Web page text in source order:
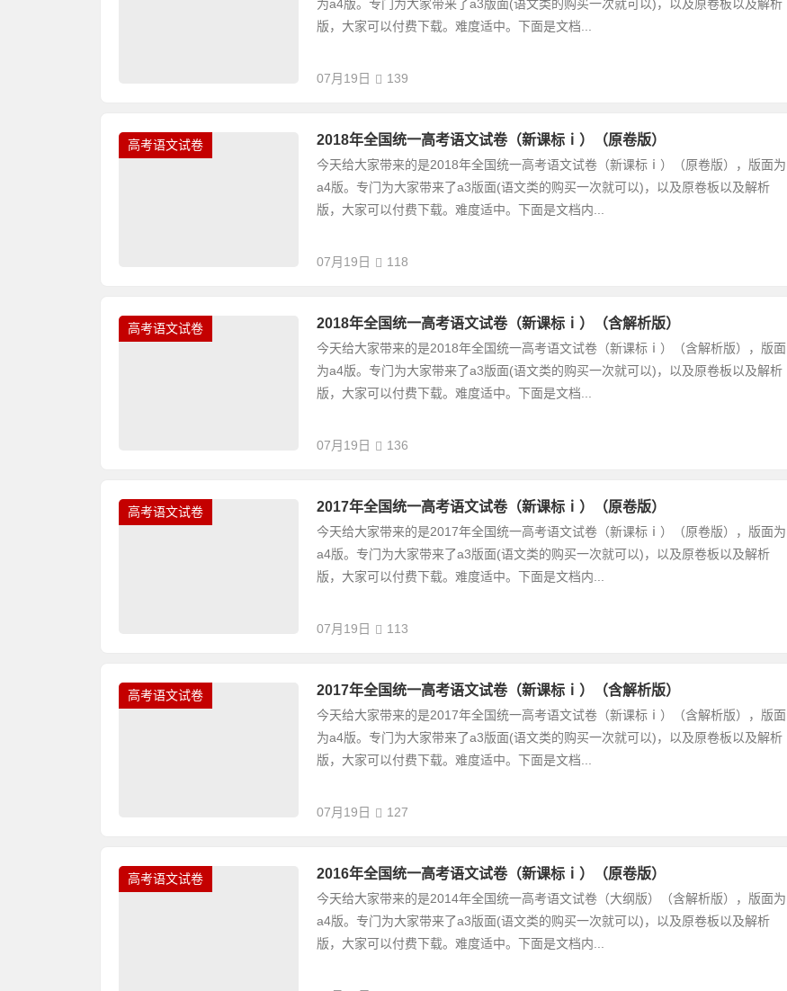
为a4版。专门为大家带来了a3版面(语文类的购买一次就可以)，以及原卷板以及解析
版，大家可以付费下载。难度适中。下面是文档...
07月19日 139
高考语文试卷 2018年全国统一高考语文试卷（新课标ⅰ）（原卷版）
今天给大家带来的是2018年全国统一高考语文试卷（新课标ⅰ）（原卷版），版面为
a4版。专门为大家带来了a3版面(语文类的购买一次就可以)，以及原卷板以及解析
版，大家可以付费下载。难度适中。下面是文档内...
07月19日 118
高考语文试卷 2018年全国统一高考语文试卷（新课标ⅰ）（含解析版）
今天给大家带来的是2018年全国统一高考语文试卷（新课标ⅰ）（含解析版），版面
为a4版。专门为大家带来了a3版面(语文类的购买一次就可以)，以及原卷板以及解析
版，大家可以付费下载。难度适中。下面是文档...
07月19日 136
高考语文试卷 2017年全国统一高考语文试卷（新课标ⅰ）（原卷版）
今天给大家带来的是2017年全国统一高考语文试卷（新课标ⅰ）（原卷版），版面为
a4版。专门为大家带来了a3版面(语文类的购买一次就可以)，以及原卷板以及解析
版，大家可以付费下载。难度适中。下面是文档内...
07月19日 113
高考语文试卷 2017年全国统一高考语文试卷（新课标ⅰ）（含解析版）
今天给大家带来的是2017年全国统一高考语文试卷（新课标ⅰ）（含解析版），版面
为a4版。专门为大家带来了a3版面(语文类的购买一次就可以)，以及原卷板以及解析
版，大家可以付费下载。难度适中。下面是文档...
07月19日 127
高考语文试卷 2016年全国统一高考语文试卷（新课标ⅰ）（原卷版）
今天给大家带来的是2014年全国统一高考语文试卷（大纲版）（含解析版），版面为
a4版。专门为大家带来了a3版面(语文类的购买一次就可以)，以及原卷板以及解析
版，大家可以付费下载。难度适中。下面是文档内...